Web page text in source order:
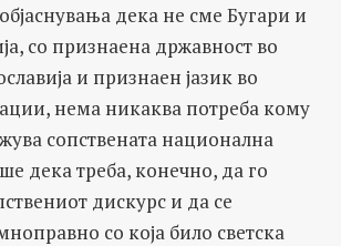
дека не сме Бугари и
со признаена државност во
и признаен јазик во
нема никаква потреба кому
сопствената национална
дека треба, конечно, да го
дискурс и да се
со која било светска